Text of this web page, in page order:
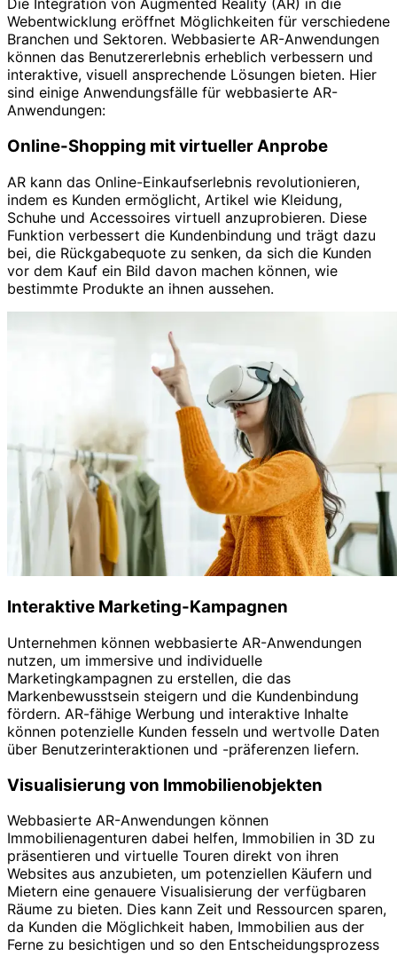
Die Integration von Augmented Reality (AR) in die
Webentwicklung eröffnet Möglichkeiten für verschiedene
Branchen und Sektoren. Webbasierte AR-Anwendungen
können das Benutzererlebnis erheblich verbessern und
interaktive, visuell ansprechende Lösungen bieten. Hier
sind einige Anwendungsfälle für webbasierte AR-
Anwendungen:
Online-Shopping mit virtueller Anprobe
AR kann das Online-Einkaufserlebnis revolutionieren,
indem es Kunden ermöglicht, Artikel wie Kleidung,
Schuhe und Accessoires virtuell anzuprobieren. Diese
Funktion verbessert die Kundenbindung und trägt dazu
bei, die Rückgabequote zu senken, da sich die Kunden
vor dem Kauf ein Bild davon machen können, wie
bestimmte Produkte an ihnen aussehen.
Interaktive Marketing-Kampagnen
Unternehmen können webbasierte AR-Anwendungen
nutzen, um immersive und individuelle
Marketingkampagnen zu erstellen, die das
Markenbewusstsein steigern und die Kundenbindung
fördern. AR-fähige Werbung und interaktive Inhalte
können potenzielle Kunden fesseln und wertvolle Daten
über Benutzerinteraktionen und -präferenzen liefern.
Visualisierung von Immobilienobjekten
Webbasierte AR-Anwendungen können
Immobilienagenturen dabei helfen, Immobilien in 3D zu
präsentieren und virtuelle Touren direkt von ihren
Websites aus anzubieten, um potenziellen Käufern und
Mietern eine genauere Visualisierung der verfügbaren
Räume zu bieten. Dies kann Zeit und Ressourcen sparen,
da Kunden die Möglichkeit haben, Immobilien aus der
Ferne zu besichtigen und so den Entscheidungsprozess